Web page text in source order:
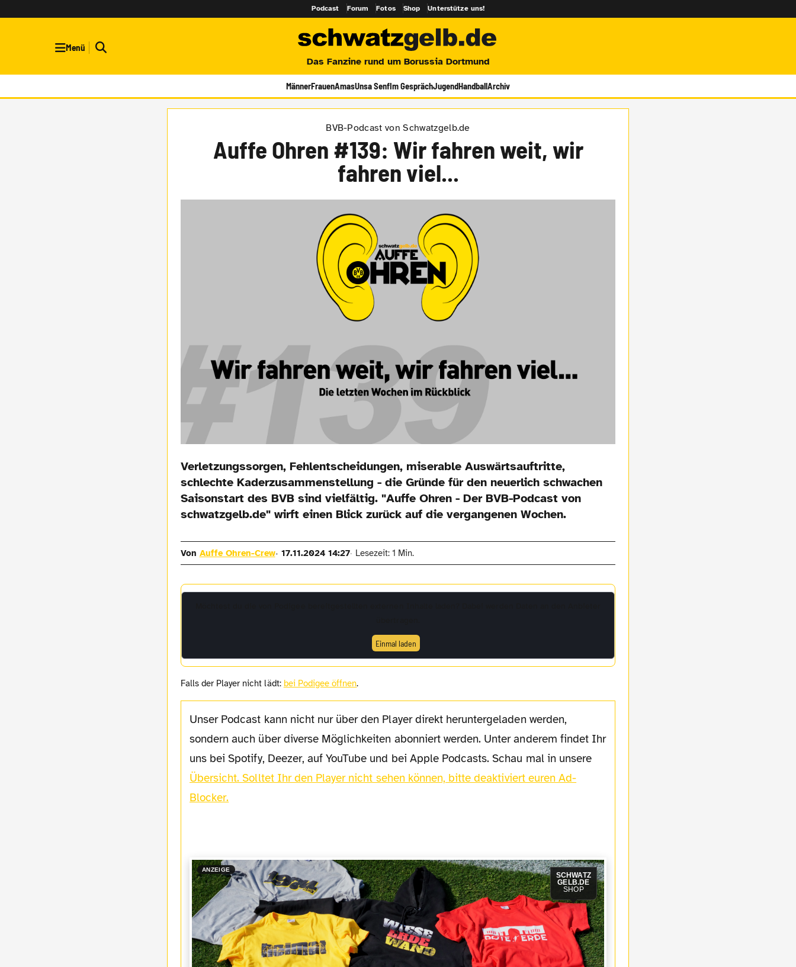
Podcast Forum Fotos Shop Unterstütze uns!
Menü
Das Fanzine rund um Borussia Dortmund
MännerFrauenAmasUnsa SenfIm GesprächJugendHandballArchiv
BVB-Podcast von Schwatzgelb.de
Auffe Ohren #139: Wir fahren weit, wir
fahren viel...
Verletzungssorgen, Fehlentscheidungen, miserable Auswärtsauftritte,
schlechte Kaderzusammenstellung - die Gründe für den neuerlich schwachen
Saisonstart des BVB sind vielfältig. "Auffe Ohren - Der BVB-Podcast von
schwatzgelb.de" wirft einen Blick zurück auf die vergangenen Wochen.
Von Auffe Ohren-Crew 17.11.2024 14:27 Lesezeit: 1 Min.
Einmal laden
Falls der Player nicht lädt: bei Podigee öffnen.
Unser Podcast kann nicht nur über den Player direkt heruntergeladen werden,
sondern auch über diverse Möglichkeiten abonniert werden. Unter anderem findet Ihr
uns bei Spotify, Deezer, auf YouTube und bei Apple Podcasts. Schau mal in unsere
Übersicht. Solltet Ihr den Player nicht sehen können, bitte deaktiviert euren Ad-
Blocker.
ANZEIGE
SCHWATZ
GELB.DE
SHOP